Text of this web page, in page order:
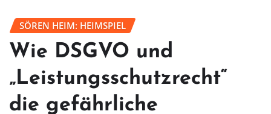
SÖREN HEIM: HEIMSPIEL
Wie DSGVO und
„Leistungsschutzrecht“
die gefährliche